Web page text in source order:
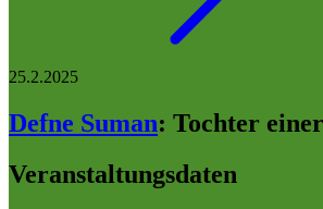
25.2.2025
Defne Suman: Tochter
Veranstaltungsdaten